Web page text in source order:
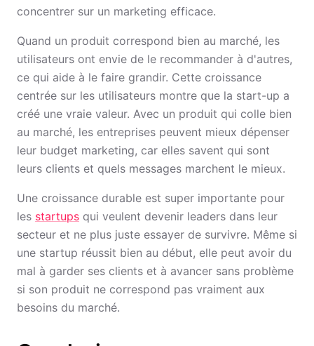
concentrer sur un marketing efficace.
Quand un produit correspond bien au marché, les
utilisateurs ont envie de le recommander à d'autres,
ce qui aide à le faire grandir. Cette croissance
centrée sur les utilisateurs montre que la start-up a
créé une vraie valeur. Avec un produit qui colle bien
au marché, les entreprises peuvent mieux dépenser
leur budget marketing, car elles savent qui sont
leurs clients et quels messages marchent le mieux.
Une croissance durable est super importante pour
les startups qui veulent devenir leaders dans leur
secteur et ne plus juste essayer de survivre. Même si
une startup réussit bien au début, elle peut avoir du
mal à garder ses clients et à avancer sans problème
si son produit ne correspond pas vraiment aux
besoins du marché.